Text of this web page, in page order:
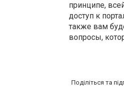
принципе,
доступ к
также вам
вопросы,
Поділіться та